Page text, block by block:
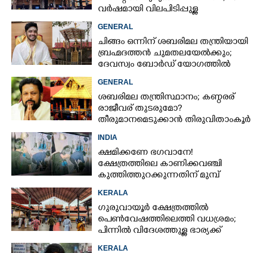
വർഷമായി വിലപിടിപ്പുള്ള
നടത്തിയിട്ടില്ലെന്ന് ഹൈക്കോടതി
GENERAL
ചിങ്ങം ഒന്നിന് ശബരിമല തന്ത്രിയായി
ബ്രഹ്മദത്തൻ ചുമതലയേൽക്കും;
ദേവസ്വം ബോർഡ് യോഗത്തിൽ
GENERAL
ശബരിമല തന്ത്രിസ്ഥാനം; കണ്ഠരര്
രാജീവര് തുടരുമോ?
തീരുമാനമെടുക്കാൻ തിരുവിതാംകൂർ
INDIA
ക്ഷമിക്കണേ ഭഗവാനേ!
ക്ഷേത്രത്തിലെ കാണിക്കവഞ്ചി
കുത്തിത്തുറക്കുന്നതിന് മുമ്പ്
KERALA
ഗുരുവായൂർ ക്ഷേത്രത്തിൽ
പെൺവേഷത്തിലെത്തി വധശ്രമം;
പിന്നിൽ വിദേശത്തുള്ള ഭാര്യക്ക്
KERALA